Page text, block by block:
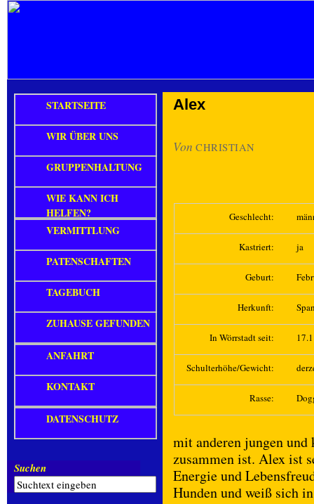
Alex
Von CHRISTIAN
Geschlecht:
Kastriert: ja
Geburt:
Herkunft:
In Wörrstadt seit:
Schulterhöhe/Gewicht:
Rasse:
mit anderen jungen und
zusammen ist. Alex ist
Energie und
Hunden und weiß sich
STARTSEITE
WIR ÜBER UNS
GRUPPENHALTUNG
WIE KANN ICH
HELFEN?
VERMITTLUNG
PATENSCHAFTEN
TAGEBUCH
ZUHAUSE GEFUNDEN
ANFAHRT
KONTAKT
DATENSCHUTZ
Suchen